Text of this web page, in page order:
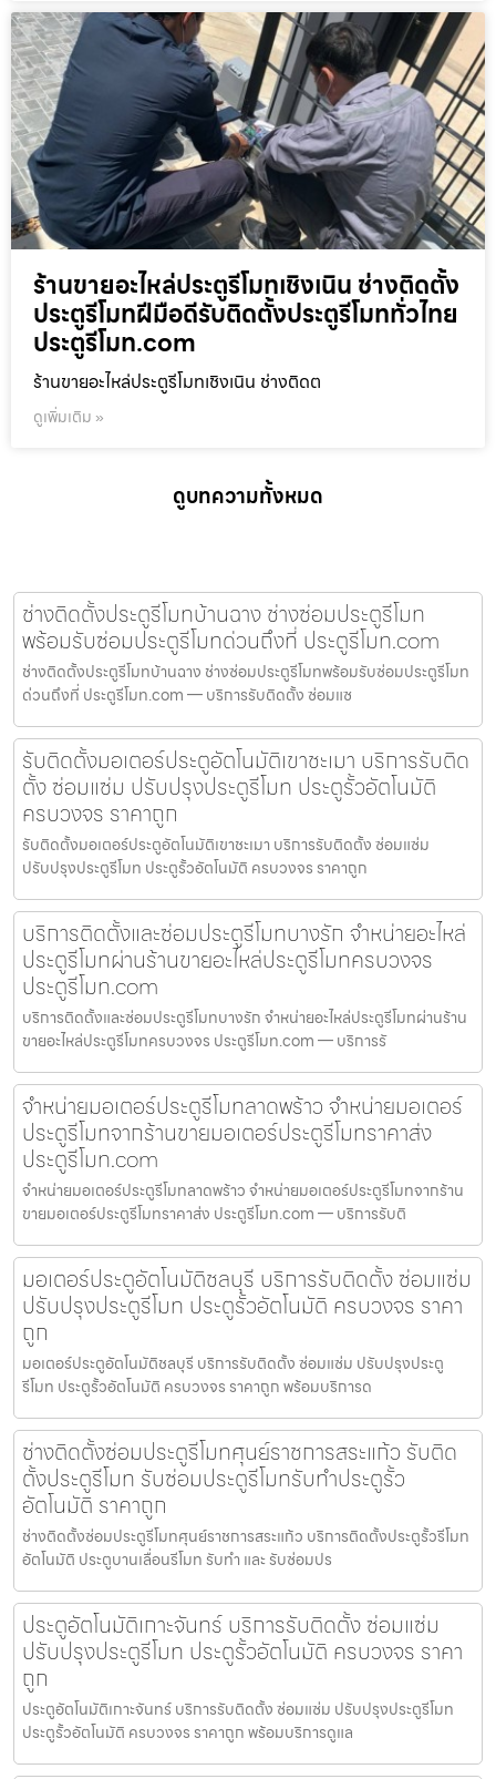
ร้านขายอะไหล่ประตูรีโมทเชิงเนิน ช่างติดตั้ง
ประตูรีโมทฝีมือดีรับติดตั้งประตูรีโมททั่วไทย
ประตูรีโมท.com
ร้านขายอะไหล่ประตูรีโมทเชิงเนิน ช่างติดต
ดูเพิ่มเติม »
ดูบทความทั้งหมด
ช่างติดตั้งประตูรีโมทบ้านฉาง ช่างซ่อมประตูรีโมท
พร้อมรับซ่อมประตูรีโมทด่วนถึงที่ ประตูรีโมท.com
ช่างติดตั้งประตูรีโมทบ้านฉาง ช่างซ่อมประตูรีโมทพร้อมรับซ่อมประตูรีโมท
ด่วนถึงที่ ประตูรีโมท.com — บริการรับติดตั้ง ซ่อมแซ
รับติดตั้งมอเตอร์ประตูอัตโนมัติเขาชะเมา บริการรับติด
ตั้ง ซ่อมแซ่ม ปรับปรุงประตูรีโมท ประตูรั้วอัตโนมัติ
ครบวงจร ราคาถูก
รับติดตั้งมอเตอร์ประตูอัตโนมัติเขาชะเมา บริการรับติดตั้ง ซ่อมแซ่ม
ปรับปรุงประตูรีโมท ประตูรั้วอัตโนมัติ ครบวงจร ราคาถูก
บริการติดตั้งและซ่อมประตูรีโมทบางรัก จำหน่ายอะไหล่
ประตูรีโมทผ่านร้านขายอะไหล่ประตูรีโมทครบวงจร
ประตูรีโมท.com
บริการติดตั้งและซ่อมประตูรีโมทบางรัก จำหน่ายอะไหล่ประตูรีโมทผ่านร้าน
ขายอะไหล่ประตูรีโมทครบวงจร ประตูรีโมท.com — บริการรั
จำหน่ายมอเตอร์ประตูรีโมทลาดพร้าว จำหน่ายมอเตอร์
ประตูรีโมทจากร้านขายมอเตอร์ประตูรีโมทราคาส่ง
ประตูรีโมท.com
จำหน่ายมอเตอร์ประตูรีโมทลาดพร้าว จำหน่ายมอเตอร์ประตูรีโมทจากร้าน
ขายมอเตอร์ประตูรีโมทราคาส่ง ประตูรีโมท.com — บริการรับติ
มอเตอร์ประตูอัตโนมัติชลบุรี บริการรับติดตั้ง ซ่อมแซ่ม
ปรับปรุงประตูรีโมท ประตูรั้วอัตโนมัติ ครบวงจร ราคา
ถูก
มอเตอร์ประตูอัตโนมัติชลบุรี บริการรับติดตั้ง ซ่อมแซ่ม ปรับปรุงประตู
รีโมท ประตูรั้วอัตโนมัติ ครบวงจร ราคาถูก พร้อมบริการด
ช่างติดตั้งซ่อมประตูรีโมทศุนย์ราชการสระแก้ว รับติด
ตั้งประตูรีโมท รับซ่อมประตูรีโมทรับทำประตูรั้ว
อัตโนมัติ ราคาถูก
ช่างติดตั้งซ่อมประตูรีโมทศุนย์ราชการสระแก้ว บริการติดตั้งประตูรั้วรีโมท
อัตโนมัติ ประตูบานเลื่อนรีโมท รับทำ และ รับซ่อมปร
ประตูอัตโนมัติเกาะจันทร์ บริการรับติดตั้ง ซ่อมแซ่ม
ปรับปรุงประตูรีโมท ประตูรั้วอัตโนมัติ ครบวงจร ราคา
ถูก
ประตูอัตโนมัติเกาะจันทร์ บริการรับติดตั้ง ซ่อมแซ่ม ปรับปรุงประตูรีโมท
ประตูรั้วอัตโนมัติ ครบวงจร ราคาถูก พร้อมบริการดูแล